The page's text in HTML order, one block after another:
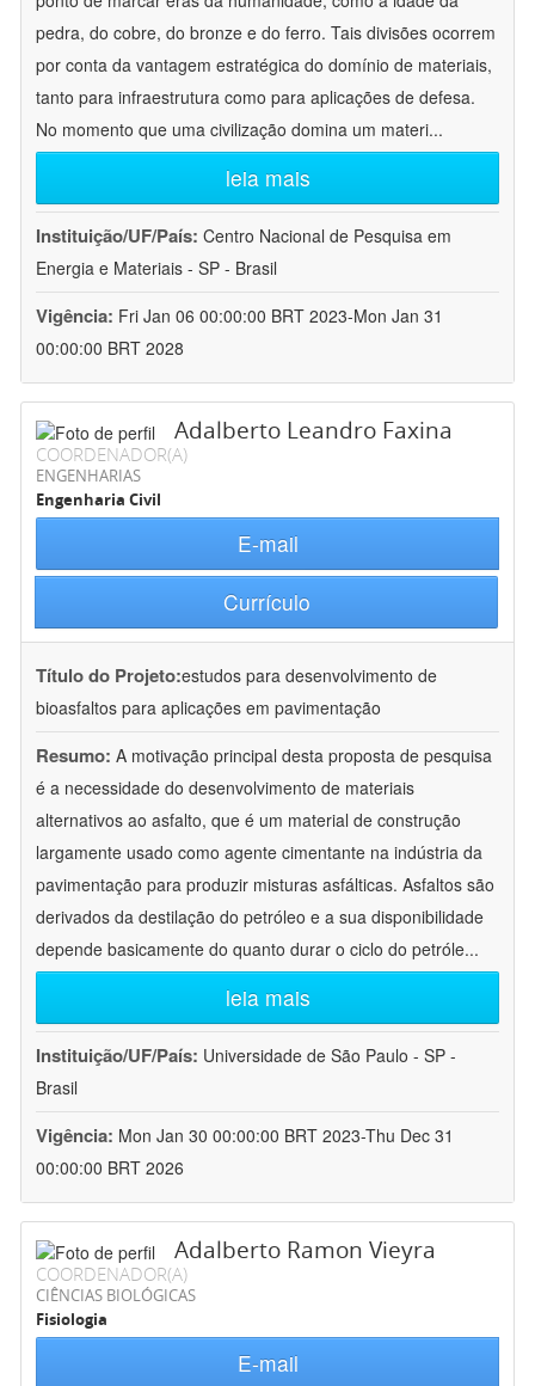
pedra, do cobre, do bronze e do ferro. Tais divisões ocorrem
por conta da vantagem estratégica do domínio de materiais,
tanto para infraestrutura como para aplicações de defesa.
No momento que uma civilização domina um materi...
leia mais
Instituição/UF/País: Centro Nacional de Pesquisa em
Energia e Materiais - SP - Brasil
Vigência: Fri Jan 06 00:00:00 BRT 2023-Mon Jan 31
00:00:00 BRT 2028
Adalberto Leandro Faxina
COORDENADOR(A)
ENGENHARIAS
Engenharia Civil
E-mail
Currículo
Título do Projeto:estudos para desenvolvimento de
bioasfaltos para aplicações em pavimentação
Resumo: A motivação principal desta proposta de pesquisa
é a necessidade do desenvolvimento de materiais
alternativos ao asfalto, que é um material de construção
largamente usado como agente cimentante na indústria da
pavimentação para produzir misturas asfálticas. Asfaltos são
derivados da destilação do petróleo e a sua disponibilidade
depende basicamente do quanto durar o ciclo do petróle...
leia mais
Instituição/UF/País: Universidade de São Paulo - SP -
Brasil
Vigência: Mon Jan 30 00:00:00 BRT 2023-Thu Dec 31
00:00:00 BRT 2026
Adalberto Ramon Vieyra
COORDENADOR(A)
CIÊNCIAS BIOLÓGICAS
Fisiologia
E-mail